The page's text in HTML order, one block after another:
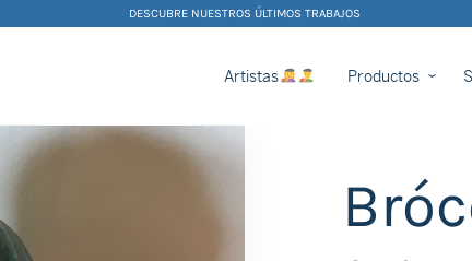
DESCUBRE NUESTROS ÚLTIMOS TRABAJOS
Artistas Productos